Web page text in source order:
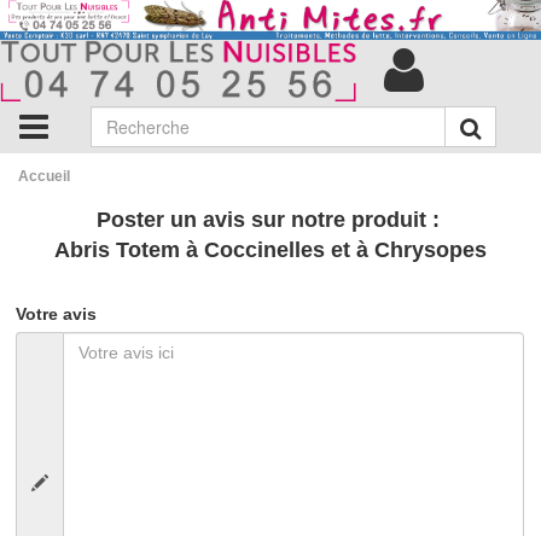
Accueil
Poster un avis sur notre produit :
Abris Totem à Coccinelles et à Chrysopes
Votre avis